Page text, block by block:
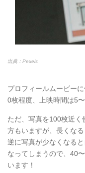
出典：Pexels
プロフィールムービー
0枚程度、上映時間は5
ただ、写真を100枚近く
方もいますが、長くな
逆に写真が少なくなる
なってしまうので、40
います！